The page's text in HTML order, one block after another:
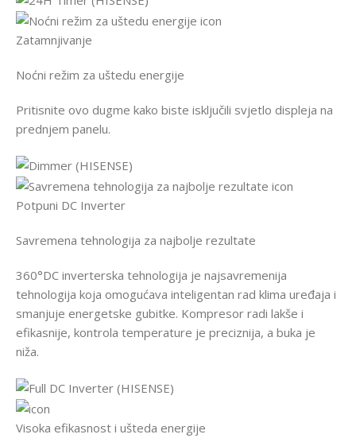
Zatamnjivanje
Noćni režim za uštedu energije
Pritisnite ovo dugme kako biste isključili svjetlo displeja na
prednjem panelu.
Potpuni DC Inverter
Savremena tehnologija za najbolje rezultate
360°DC inverterska tehnologija je najsavremenija
tehnologija koja omogućava inteligentan rad klima uređaja i
smanjuje energetske gubitke. Kompresor radi lakše i
efikasnije, kontrola temperature je preciznija, a buka je
niža.
Visoka efikasnost i ušteda energije